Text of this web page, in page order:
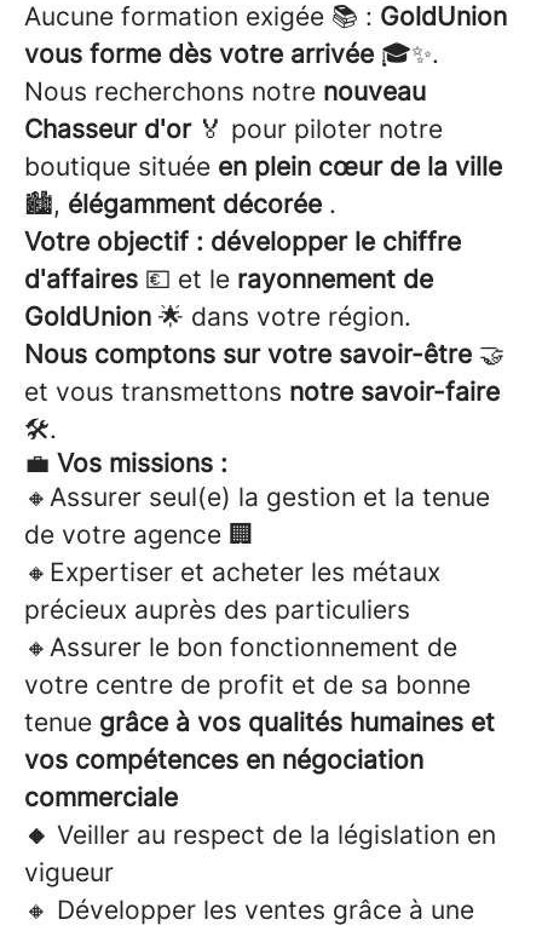
Aucune formation exigée 📚 : GoldUnion
vous forme dès votre arrivée 🎓✨.
Nous recherchons notre nouveau
Chasseur d'or🏅 pour piloter notre
boutique située en plein cœur de la ville
🏙️, élégamment décorée .
Votre objectif : développer le chiffre
d'affaires 💶 et le rayonnement de
GoldUnion 🌟 dans votre région.
Nous comptons sur votre savoir-être 🤝
et vous transmettons notre savoir-faire
🛠️.
💼 Vos missions :
🔸Assurer seul(e) la gestion et la tenue
de votre agence 🏢
🔸Expertiser et acheter les métaux
précieux auprès des particuliers
🔸Assurer le bon fonctionnement de
votre centre de profit et de sa bonne
tenue grâce à vos qualités humaines et
vos compétences en négociation
commerciale
🔸 Veiller au respect de la législation en
vigueur
🔸 Développer les ventes grâce à une